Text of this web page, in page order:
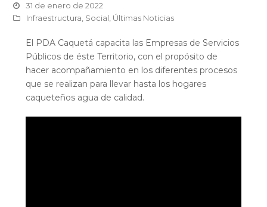
31 de enero de 2022
Infraestructura, Social, Últimas Noticias
El PDA Caquetá capacita las Empresas de Servicios
Públicos de éste Territorio, con el propósito de
hacer acompañamiento en los diferentes procesos
que se realizan para llevar hasta los hogares
caqueteños agua de calidad.